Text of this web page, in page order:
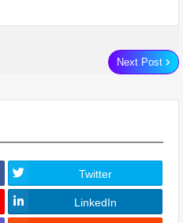
Next Post
Twitter
LinkedIn